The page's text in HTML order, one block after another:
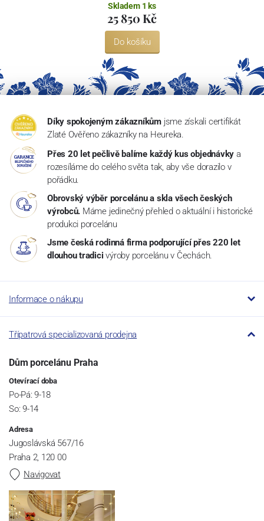
Skladem 1 ks
25 850 Kč
Do košíku
Díky spokojeným zákazníkům jsme získali certifikát
Zlaté Ověřeno zákazníky na Heureka.
Přes 20 let pečlivě balíme každý kus objednávky a
rozesíláme do celého světa tak, aby vše dorazilo v
pořádku.
Obrovský výběr porcelánu a skla všech českých
výrobců. Máme jedinečný přehled o aktuální i historické
produkci porcelánu
Jsme česká rodinná firma podporující přes 220 let
dlouhou tradici výroby porcelánu v Čechách.
Informace o nákupu
Třípatrová specializovaná prodejna
Dům porcelánu Praha
Otevírací doba
Po-Pá: 9-18
So: 9-14
Adresa
Jugoslávská 567/16
Praha 2, 120 00
Navigovat